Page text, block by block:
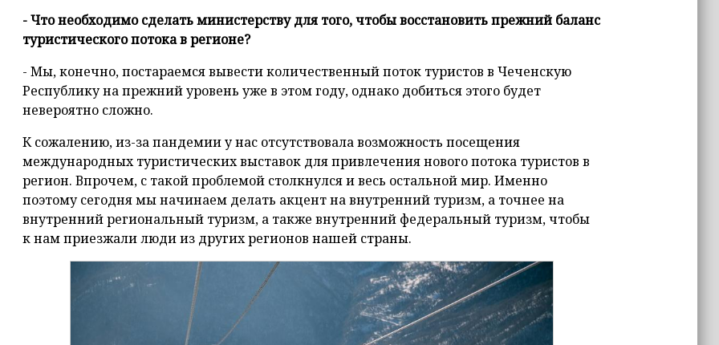
- Что необходимо сделать министерству для того, чтобы восстановить прежний баланс
туристического потока в регионе?
- Мы, конечно, постараемся вывести количественный поток туристов в Чеченскую
Республику на прежний уровень уже в этом году, однако добиться этого будет
невероятно сложно.
К сожалению, из-за пандемии у нас отсутствовала возможность посещения
международных туристических выставок для привлечения нового потока туристов в
регион. Впрочем, с такой проблемой столкнулся и весь остальной мир. Именно
поэтому сегодня мы начинаем делать акцент на внутренний туризм, а точнее на
внутренний региональный туризм, а также внутренний федеральный туризм, чтобы
к нам приезжали люди из других регионов нашей страны.